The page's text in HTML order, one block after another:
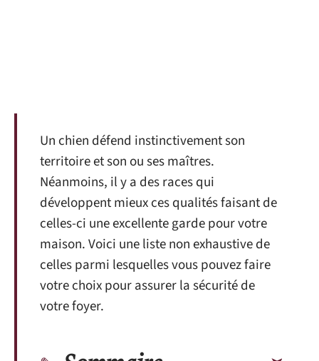
Un chien défend instinctivement son
territoire et son ou ses maîtres.
Néanmoins, il y a des races qui
développent mieux ces qualités faisant de
celles-ci une excellente garde pour votre
maison. Voici une liste non exhaustive de
celles parmi lesquelles vous pouvez faire
votre choix pour assurer la sécurité de
votre foyer.